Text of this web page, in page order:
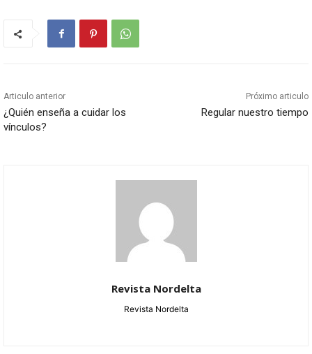
Articulo anterior
¿Quién enseña a cuidar los
vínculos?
Próximo articulo
Regular nuestro tiempo
Revista Nordelta
Revista Nordelta